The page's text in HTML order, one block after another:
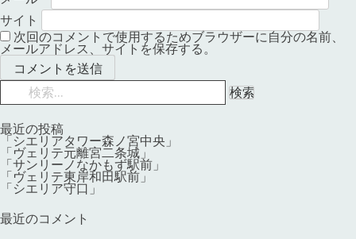
サイト
次回のコメントで使用するためブラウザーに自分の名前、
メールアドレス、サイトを保存する。
検
最近の投稿
「シエリアタワー森ノ宮中央」
「ヴェリテ元離宮二条城」
「サンリーノなかもず駅前」
「ヴェリテ東岸和田駅前」
「シエリア守口」
最近のコメント